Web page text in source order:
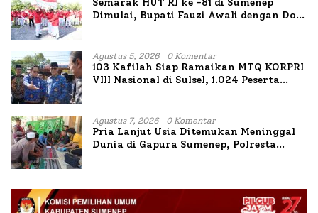
Semarak HUT RI ke -81 di Sumenep
Dimulai, Bupati Fauzi Awali dengan Doa
Agustus 5, 2026 0 Komentar
103 Kafilah Siap Ramaikan MTQ KORPRI
VIII Nasional di Sulsel, 1.024 Peserta
Agustus 7, 2026 0 Komentar
Pria Lanjut Usia Ditemukan Meninggal
Dunia di Gapura Sumenep, Polresta